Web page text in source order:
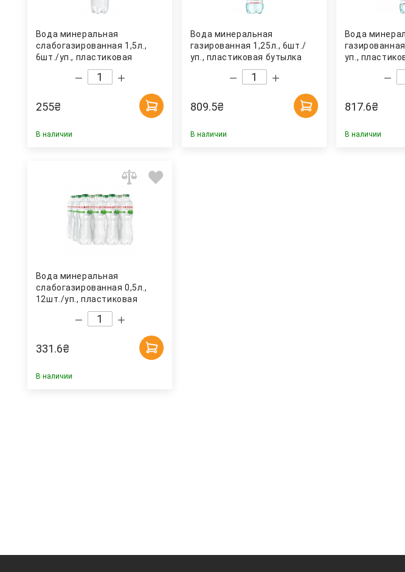
Вода минеральная
слабогазированная 1,5л.,
6шт./уп., пластиковая
бутылка Моршинская
255₴
В наличии
Вода минеральная
газированная 1,25л., 6шт./
уп., пластиковая бутылка
809.5₴
В наличии
Вода
уп.,
817.6₴
В наличии
Вода минеральная
слабогазированная 0,5л.,
12шт./уп., пластиковая
бутылка Моршинская
331.6₴
В наличии